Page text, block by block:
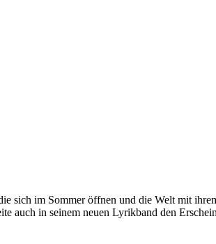
sich im Sommer öffnen und die Welt mit
auch in seinem neuen Lyrikband den